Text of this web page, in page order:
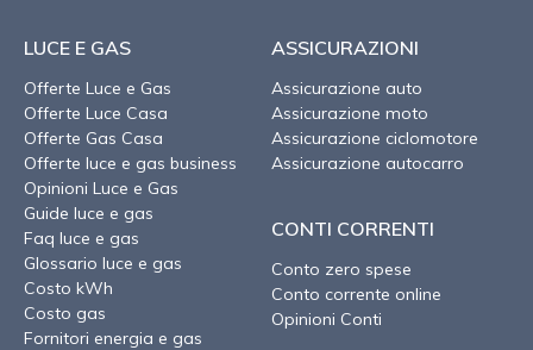
LUCE E GAS
Offerte Luce e Gas
Offerte Luce Casa
Offerte Gas Casa
Offerte luce e gas business
Opinioni Luce e Gas
Guide luce e gas
Faq luce e gas
Glossario luce e gas
Costo kWh
Costo gas
Fornitori energia e gas
ASSICURAZIONI
Assicurazione auto
Assicurazione moto
Assicurazione ciclomotore
Assicurazione autocarro
CONTI CORRENTI
Conto zero spese
Conto corrente online
Opinioni Conti